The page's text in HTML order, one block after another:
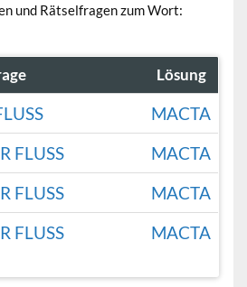
und Rätselfragen zum Wort:
Lösung
MACTA
FLUSS
MACTA
FLUSS
MACTA
FLUSS
MACTA